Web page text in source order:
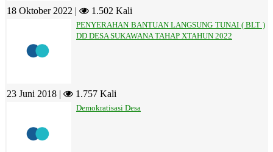
18 Oktober 2022 | 1.502 Kali
PENYERAHAN BANTUAN LANGSUNG TUNAI ( BLT )
DD DESA SUKAWANA TAHAP XTAHUN 2022
23 Juni 2018 | 1.757 Kali
Demokratisasi Desa